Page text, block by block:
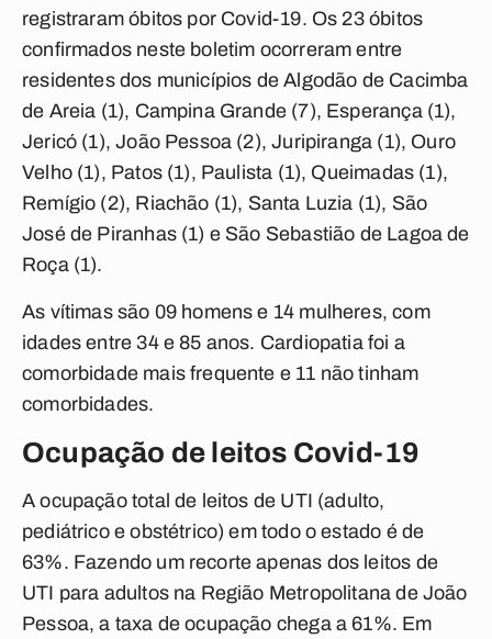
registraram óbitos por Covid-19. Os 23 óbitos
confirmados neste boletim ocorreram entre
residentes dos municípios de Algodão de Cacimba
de Areia (1), Campina Grande (7), Esperança (1),
Jericó (1), João Pessoa (2), Juripiranga (1), Ouro
Velho (1), Patos (1), Paulista (1), Queimadas (1),
Remígio (2), Riachão (1), Santa Luzia (1), São
José de Piranhas (1) e São Sebastião de Lagoa de
Roça (1).
As vítimas são 09 homens e 14 mulheres, com
idades entre 34 e 85 anos. Cardiopatia foi a
comorbidade mais frequente e 11 não tinham
comorbidades.
Ocupação de leitos Covid-19
A ocupação total de leitos de UTI (adulto,
pediátrico e obstétrico) em todo o estado é de
63%. Fazendo um recorte apenas dos leitos de
UTI para adultos na Região Metropolitana de João
Pessoa, a taxa de ocupação chega a 61%. Em